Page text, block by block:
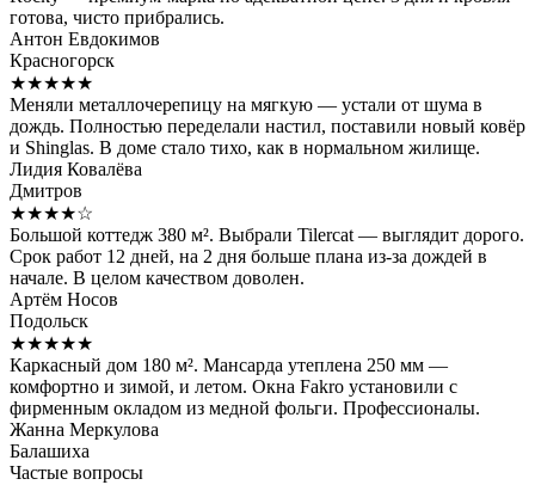
готова, чисто прибрались.
Антон Евдокимов
Красногорск
★★★★★
Меняли металлочерепицу на мягкую — устали от шума в
дождь. Полностью переделали настил, поставили новый ковёр
и Shinglas. В доме стало тихо, как в нормальном жилище.
Лидия Ковалёва
Дмитров
★★★★☆
Большой коттедж 380 м². Выбрали Tilercat — выглядит дорого.
Срок работ 12 дней, на 2 дня больше плана из-за дождей в
начале. В целом качеством доволен.
Артём Носов
Подольск
★★★★★
Каркасный дом 180 м². Мансарда утеплена 250 мм —
комфортно и зимой, и летом. Окна Fakro установили с
фирменным окладом из медной фольги. Профессионалы.
Жанна Меркулова
Балашиха
Частые вопросы